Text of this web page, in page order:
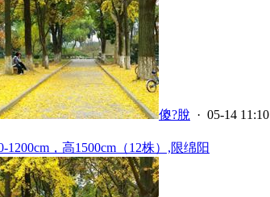
傻?脫 · 05-14 11:10
1200cm，高1500cm（12株）,限绵阳